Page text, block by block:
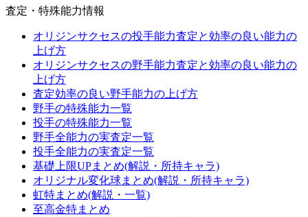
査定・特殊能力情報
オリジンサクセスの投手能力査定と効率の良い能力の
上げ方
オリジンサクセスの野手能力査定と効率の良い能力の
上げ方
査定効率の良い野手能力の上げ方
野手の特殊能力一覧
投手の特殊能力一覧
野手全能力の実査定一覧
投手全能力の実査定一覧
基礎上限UPまとめ(解説・所持キャラ)
オリジナル変化球まとめ(解説・所持キャラ)
虹特まとめ(解説・一覧)
至高金特まとめ